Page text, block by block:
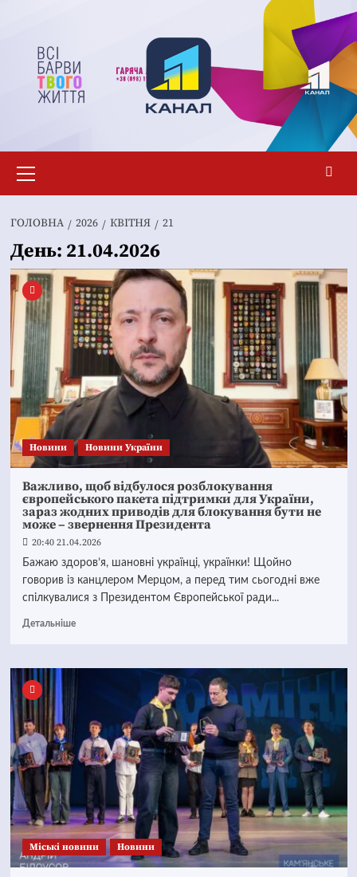
вмісту
меню
ГОЛОВНА 2026 КВІТНЯ 21
День: 21.04.2026
Новини Новини України
Важливо, щоб відбулося розблокування
європейського пакета підтримки для України,
зараз жодних приводів для блокування бути не
може – звернення Президента
20:40 21.04.2026
Бажаю здоров’я, шановні українці, українки! Щойно
говорив із канцлером Мерцом, а перед тим сьогодні вже
спілкувалися з Президентом Європейської ради...
Детальніше
Mіські новини Новини